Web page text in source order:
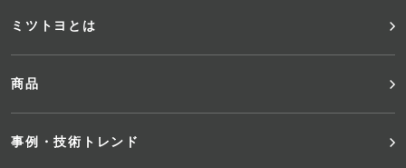
フ
ッ
タ
ー
ミツトヨとは
商品
事例・技術トレンド